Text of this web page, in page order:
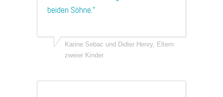
beiden Söhne.”
Karine Sebac und Didier Henry, Eltern
zweier Kinder